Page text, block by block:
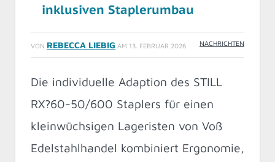
inklusiven Staplerumbau
VON REBECCA LIEBIG AM 13. FEBRUAR 2026 NACHRICHTEN
Die individuelle Adaption des STILL
RX?60-50/600 Staplers für einen
kleinwüchsigen Lageristen von Voß
Edelstahlhandel kombiniert Ergonomie,